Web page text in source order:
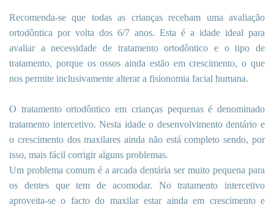
Recomenda-se que todas as crianças recebam uma avaliação
ortodôntica por volta dos 6/7 anos. Esta é a idade ideal para
avaliar a necessidade de tratamento ortodôntico e o tipo de
tratamento, porque os ossos ainda estão em crescimento, o que
nos permite inclusivamente alterar a fisionomia facial humana.
O tratamento ortodôntico em crianças pequenas é denominado
tratamento intercetivo. Nesta idade o desenvolvimento dentário e
o crescimento dos maxilares ainda não está completo sendo, por
isso, mais fácil corrigir alguns problemas.
Um problema comum é a arcada dentária ser muito pequena para
os dentes que tem de acomodar. No tratamento intercetivo
aproveita-se o facto do maxilar estar ainda em crescimento e